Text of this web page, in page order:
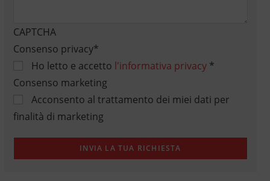
CAPTCHA
Consenso privacy*
Ho letto e accetto l'informativa privacy*
Consenso marketing
Acconsento al trattamento dei miei dati per
finalità di marketing